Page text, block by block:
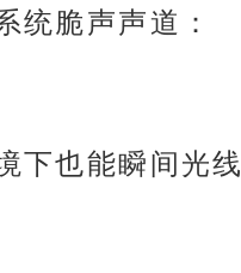
统脆声声道：
下也能瞬间光线